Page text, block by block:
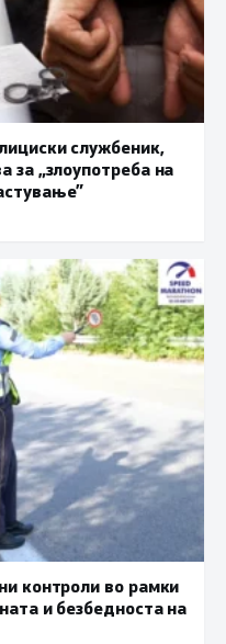
службеник,
за „злоупотреба на
контроли во рамки
и безбедноста на